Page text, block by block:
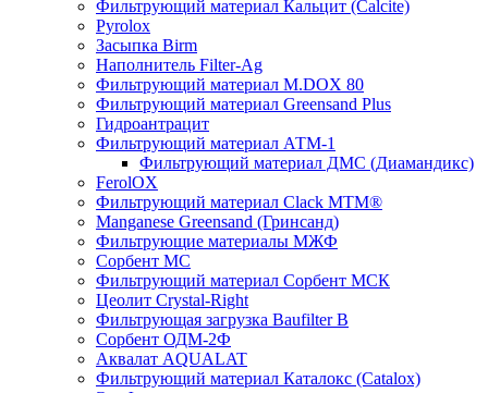
Фильтрующий материал Кальцит (Calcite)
Pyrolox
Засыпка Birm
Наполнитель Filter-Ag
Фильтрующий материал M.DOX 80
Фильтрующий материал Greensand Plus
Гидроантрацит
Фильтрующий материал АТМ-1
Фильтрующий материал ДМС (Диамандикс)
FerolOX
Фильтрующий материал Clack MTM®
Manganese Greensand (Гринсанд)
Фильтрующие материалы МЖФ
Сорбент МС
Фильтрующий материал Сорбент МСК
Цеолит Crystal-Right
Фильтрующая загрузка Baufilter B
Сорбент ОДМ-2Ф
Аквалат AQUALAT
Фильтрующий материал Каталокс (Catalox)